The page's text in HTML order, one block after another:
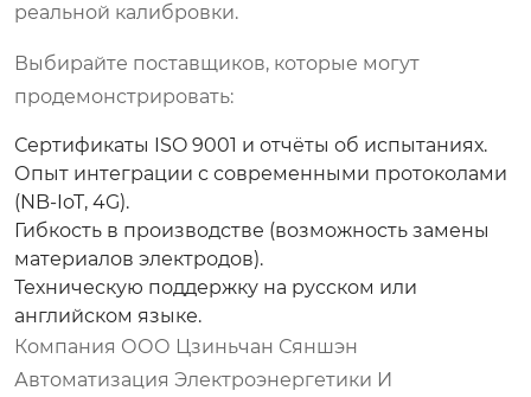
реальной калибровки.
Выбирайте поставщиков, которые могут
продемонстрировать:
Сертификаты ISO 9001 и отчёты об испытаниях.
Опыт интеграции с современными протоколами
(NB-IoT, 4G).
Гибкость в производстве (возможность замены
материалов электродов).
Техническую поддержку на русском или
английском языке.
Компания ООО Цзиньчан Сяншэн
Автоматизация Электроэнергетики И